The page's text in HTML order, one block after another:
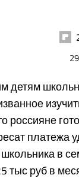
детям
россияне
платежа
в
тыс руб в